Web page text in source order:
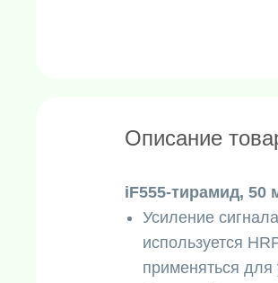
Описание
iF555-тирамид, 50
Усиление
используется
применяться для